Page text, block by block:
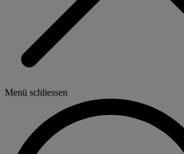
Menü schliessen